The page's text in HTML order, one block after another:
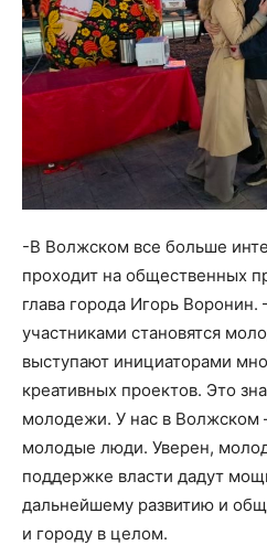
-В Волжском все больше
проходит на общественных
глава города Игорь
участниками становятся
выступают инициаторами
креативных проектов. Это
молодежи. У нас в Волжском
молодые люди. Уверен,
поддержке власти дадут
дальнейшему развитию и
и городу в целом.